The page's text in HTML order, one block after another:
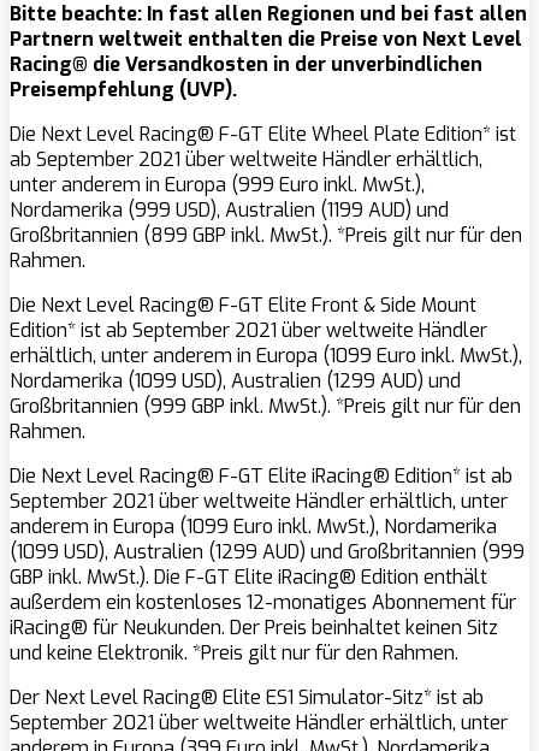
Bitte beachte: In fast allen Regionen und bei fast allen
Partnern weltweit enthalten die Preise von Next Level
Racing® die Versandkosten in der unverbindlichen
Preisempfehlung (UVP).
Die Next Level Racing® F-GT Elite Wheel Plate Edition* ist
ab September 2021 über weltweite Händler erhältlich,
unter anderem in Europa (999 Euro inkl. MwSt.),
Nordamerika (999 USD), Australien (1199 AUD) und
Großbritannien (899 GBP inkl. MwSt.). *Preis gilt nur für den
Rahmen.
Die Next Level Racing® F-GT Elite Front & Side Mount
Edition* ist ab September 2021 über weltweite Händler
erhältlich, unter anderem in Europa (1099 Euro inkl. MwSt.),
Nordamerika (1099 USD), Australien (1299 AUD) und
Großbritannien (999 GBP inkl. MwSt.). *Preis gilt nur für den
Rahmen.
Die Next Level Racing® F-GT Elite iRacing® Edition* ist ab
September 2021 über weltweite Händler erhältlich, unter
anderem in Europa (1099 Euro inkl. MwSt.), Nordamerika
(1099 USD), Australien (1299 AUD) und Großbritannien (999
GBP inkl. MwSt.). Die F-GT Elite iRacing® Edition enthält
außerdem ein kostenloses 12-monatiges Abonnement für
iRacing® für Neukunden. Der Preis beinhaltet keinen Sitz
und keine Elektronik. *Preis gilt nur für den Rahmen.
Der Next Level Racing® Elite ES1 Simulator-Sitz* ist ab
September 2021 über weltweite Händler erhältlich, unter